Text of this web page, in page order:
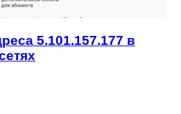
5.101.157.177 в